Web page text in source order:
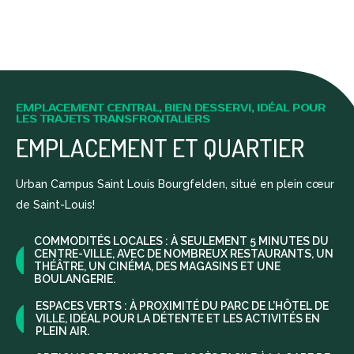
EMPLACEMENT CENTRAL, BIEN DESSERVI, IDÉAL POUR
LES TRAJETS TRANSFRONTALIERS
EMPLACEMENT ET QUARTIER
Urban Campus Saint Louis Bourgfelden, situé en plein cœur
de Saint-Louis!
COMMODITÉS LOCALES : À SEULEMENT 5 MINUTES DU
CENTRE-VILLE, AVEC DE NOMBREUX RESTAURANTS, UN
THÉÂTRE, UN CINÉMA, DES MAGASINS ET UNE
BOULANGERIE.
ESPACES VERTS : À PROXIMITÉ DU PARC DE L’HÔTEL DE
VILLE, IDÉAL POUR LA DÉTENTE ET LES ACTIVITÉS EN
PLEIN AIR.